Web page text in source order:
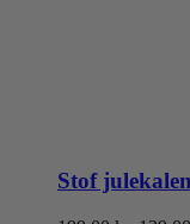
Stof